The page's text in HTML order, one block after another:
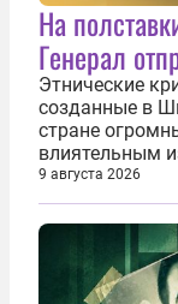
На
Генерал
Этнические
созданные в
стране
влиятельным
этой сети не
подсаживают
нечто еще
9 августа 2026